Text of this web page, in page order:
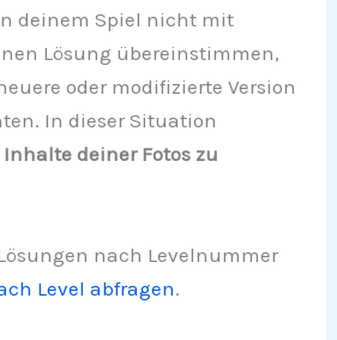
deinem Spiel nicht mit
Lösung übereinstimmen,
oder modifizierte Version
In dieser Situation
deiner Fotos zu
nach Levelnummer
Level abfragen.